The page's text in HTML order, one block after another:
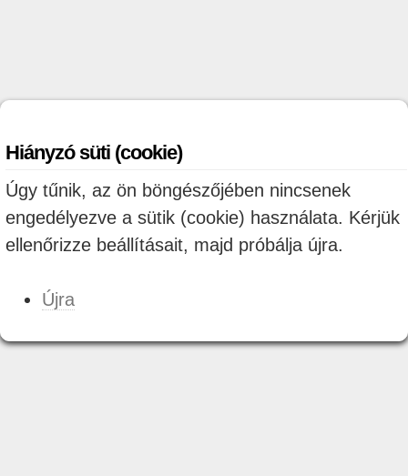
Hiányzó süti (cookie)
Úgy tűnik, az ön böngészőjében nincsenek
engedélyezve a sütik (cookie) használata. Kérjük
ellenőrizze beállításait, majd próbálja újra.
Újra